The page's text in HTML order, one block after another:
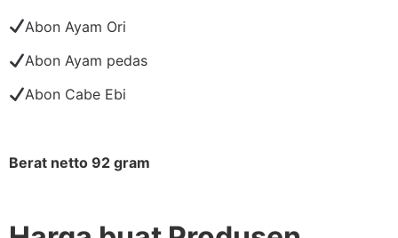
Abon Ayam Ori
Abon Ayam pedas
Abon Cabe Ebi
Berat netto 92 gram